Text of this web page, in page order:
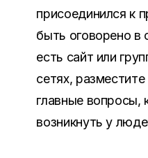
присоединился к
быть оговорено в
есть сайт или
сетях,
главные вопросы,
возникнуть у